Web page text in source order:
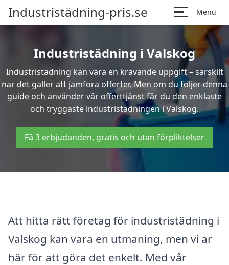
Industristädning-pris.se Menu
Industristädning i Valskog
Industristädning kan vara en krävande uppgift – särskilt
när det gäller att jämföra offerter. Men om du följer denna
guide och använder vår offerttjänst får du den enklaste
och tryggaste industristädningen i Valskog.
Få 3 erbjudanden, gratis och utan förpliktelser
Att hitta rätt företag för industristädning i
Valskog kan vara en utmaning, men vi är
här för att göra det enkelt. Med vår